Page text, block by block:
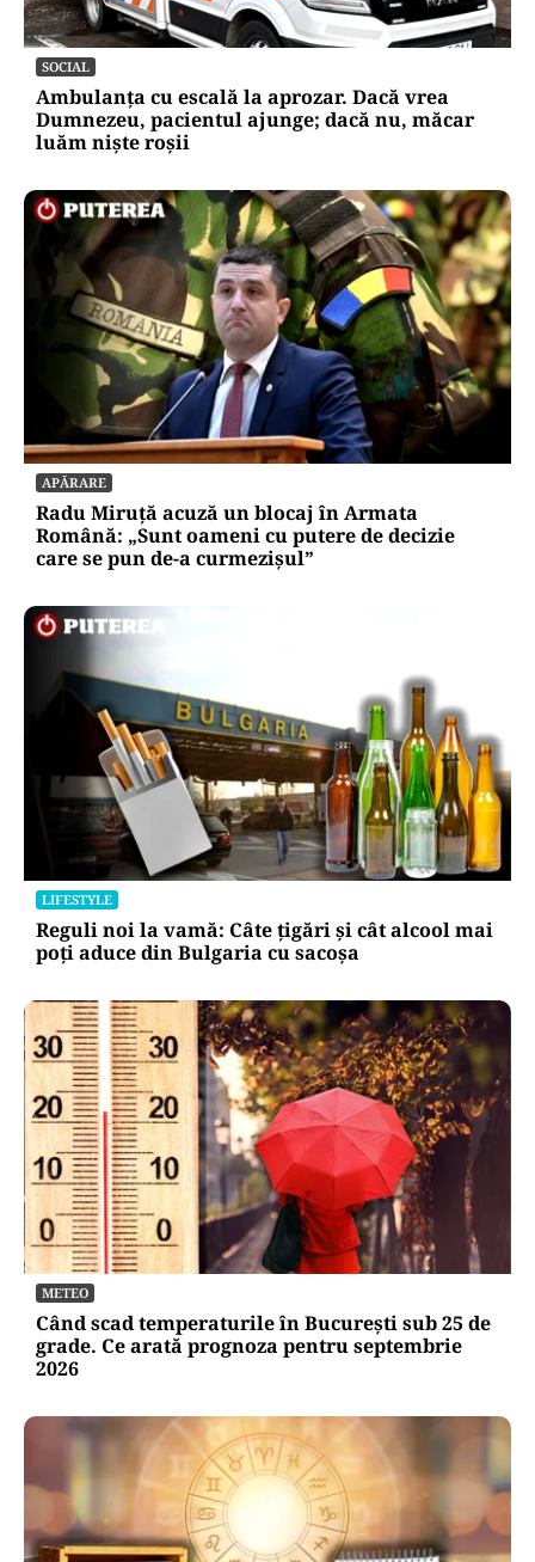
SOCIAL
Ambulanța cu escală la aprozar. Dacă vrea
Dumnezeu, pacientul ajunge; dacă nu, măcar
luăm niște roșii
APĂRARE
Radu Miruță acuză un blocaj în Armata
Română: „Sunt oameni cu putere de decizie
care se pun de-a curmezișul”
LIFESTYLE
Reguli noi la vamă: Câte țigări și cât alcool mai
poți aduce din Bulgaria cu sacoșa
METEO
Când scad temperaturile în București sub 25 de
grade. Ce arată prognoza pentru septembrie
2026